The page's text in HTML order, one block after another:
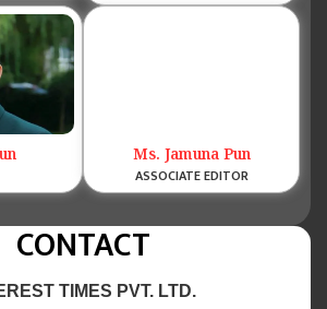
Ms. Jamuna Pun
ASSOCIATE EDITOR
CONTACT
TIMES PVT. LTD.